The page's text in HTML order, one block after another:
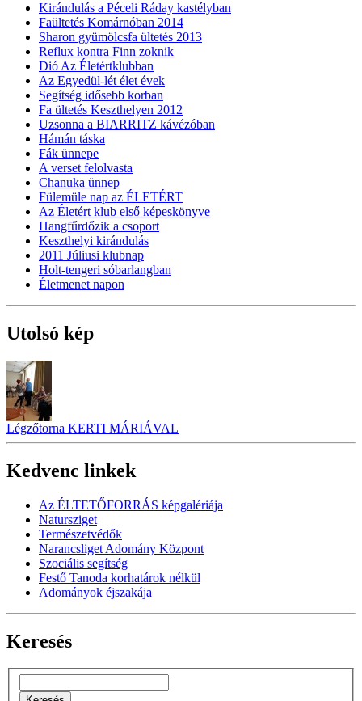
Kirándulás a Péceli Ráday kastélyban
Faültetés Komárnóban 2014
Sharon gyümölcsfa ültetés 2013
Reflux kontra Finn zoknik
Dió Az Életértklubban
Az Egyedül-lét élet évek
Segítség idősebb korban
Fa ültetés Keszthelyen 2012
Uzsonna a BIARRITZ kávézóban
Hámán táska
Fák ünnepe
A verset felolvasta
Chanuka ünnep
Fülemüle nap az ÉLETÉRT
Az Életért klub első képeskönyve
Hangfűrdőzik a csoport
Keszthelyi kirándulás
2011 Júliusi klubnap
Holt-tengeri sóbarlangban
Életmenet napon
Utolsó kép
Légzőtorna KERTI MÁRIÁVAL
Kedvenc linkek
Az ÉLTETŐFORRÁS képgalériája
Natursziget
Természetvédők
Narancsliget Adomány Központ
Szociális segítség
Festő Tanoda korhatárok nélkül
Adományok éjszakája
Keresés